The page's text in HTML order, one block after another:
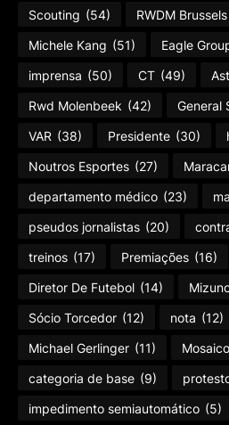
Scouting (54) RWDM Brussels
Michele Kang (51) Eagle
imprensa (50) CT (49)
Rwd Molenbeek (42) General
VAR (38) Presidente (30)
Noutros Esportes (27)
departamento médico (23)
pseudos jornalistas (20)
treinos (17) Premiações (16)
Diretor De Futebol (14)
Sócio Torcedor (12) nota (12)
Michael Gerlinger (11) Mosaico
categoria de base (9)
impedimento semiautomático (5)